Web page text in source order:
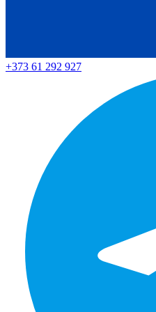
+373 61 292 927